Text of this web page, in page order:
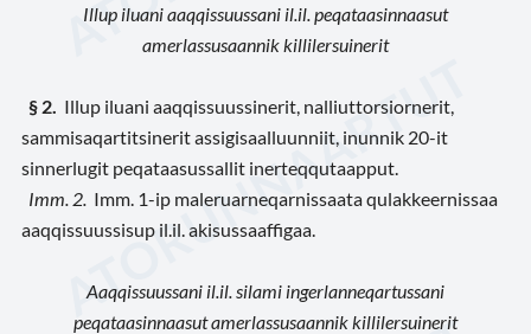
Illup iluani aaqqissuussani il.il. peqataasinnaasut
amerlassusaannik killilersuinerit
§ 2. Illup iluani aaqqissuussinerit, nalliuttorsiornerit,
sammisaqartitsinerit assigisaalluunniit, inunnik 20-it
sinnerlugit peqataasussallit inerteqqutaapput.
Imm. 2. Imm. 1-ip maleruarneqarnissaata qulakkeernissaa
aaqqissuussisup il.il. akisussaaffigaa.
Aaqqissuussani il.il. silami ingerlanneqartussani
peqataasinnaasut amerlassusaannik killilersuinerit